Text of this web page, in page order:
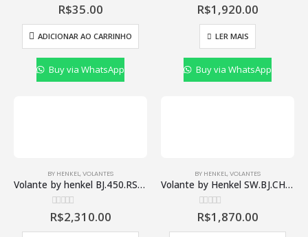
de 5
R$35.00
ADICIONAR AO CARRINHO
Buy via WhatsApp
0de 5
R$1,920.00
LER MAIS
Buy via WhatsApp
BY HENKEL,VOLANTES
Volante by henkel BJ.450.RSHL.04.2022
0de 5
R$2,310.00
BY HENKEL,VOLANTES
Volante by Henkel SW.BJ.CH.400.RSHL07.2022
0de 5
R$1,870.00